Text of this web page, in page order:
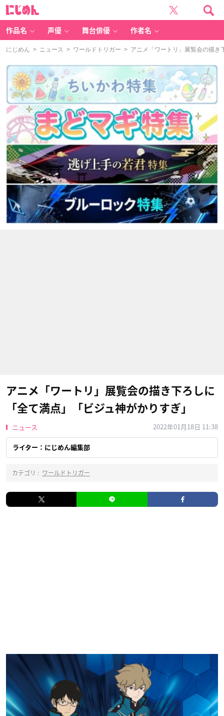
作品名 声優 舞台俳優 作者名
にじめん > ニュース > ワールドトリガー > アニメ「ワートリ」展覧会の描き
アニメ「ワートリ」展覧会の描き下ろしに
「全て満点」「ビジュ神がかりすぎ」
ニュース 2022年01月18日 11:38
ライター：にじめん編集部
カテゴリ : ワールドトリガー